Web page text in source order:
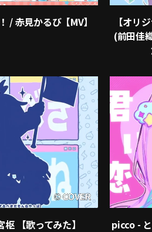
/ 赤見かるび【MV】
【オリ
(前田佳
【歌ってみた】 picco -